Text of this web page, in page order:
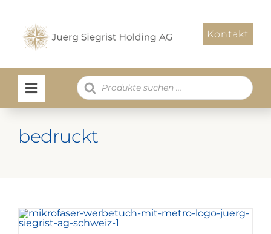
springen
Kontakt
Products
search
bedruckt